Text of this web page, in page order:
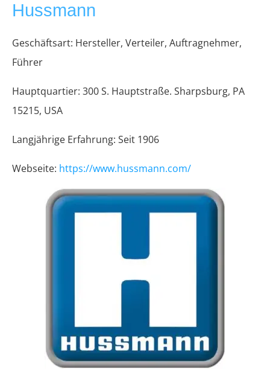
Hussmann
Geschäftsart: Hersteller, Verteiler, Auftragnehmer,
Führer
Hauptquartier: 300 S. Hauptstraße. Sharpsburg, PA
15215, USA
Langjährige Erfahrung: Seit 1906
Webseite: https://www.hussmann.com/